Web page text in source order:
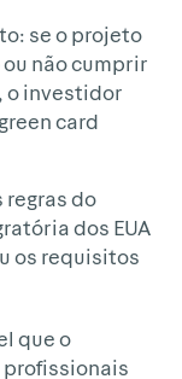
se o projeto
não cumprir
o investidor
card
regras do
dos EUA
os requisitos
que o